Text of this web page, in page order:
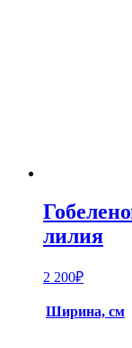
лилия
2 200₽
Ширина, см